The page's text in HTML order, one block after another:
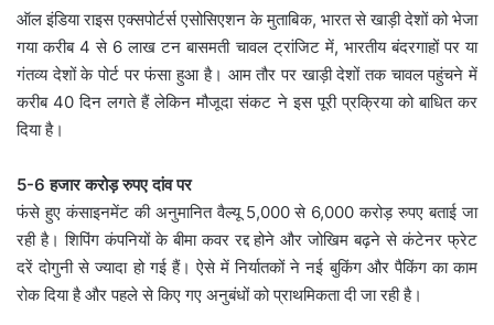
ऑल इंडिया राइस एक्सपोर्टर्स एसोसिएशन के मुताबिक, भारत से खाड़ी देशों को भेजा
गया करीब 4 से 6 लाख टन बासमती चावल ट्रांजिट में, भारतीय बंदरगाहों पर या
गंतव्य देशों के पोर्ट पर फंसा हुआ है। आम तौर पर खाड़ी देशों तक चावल पहुंचने में
करीब 40 दिन लगते हैं लेकिन मौजूदा संकट ने इस पूरी प्रक्रिया को बाधित कर
दिया है।
5-6 हजार करोड़ रुपए दांव पर
फंसे हुए कंसाइनमेंट की अनुमानित वैल्यू 5,000 से 6,000 करोड़ रुपए बताई जा
रही है। शिपिंग कंपनियों के बीमा कवर रद्द होने और जोखिम बढ़ने से कंटेनर फ्रेट
दरें दोगुनी से ज्यादा हो गई हैं। ऐसे में निर्यातकों ने नई बुकिंग और पैकिंग का काम
रोक दिया है और पहले से किए गए अनुबंधों को प्राथमिकता दी जा रही है।